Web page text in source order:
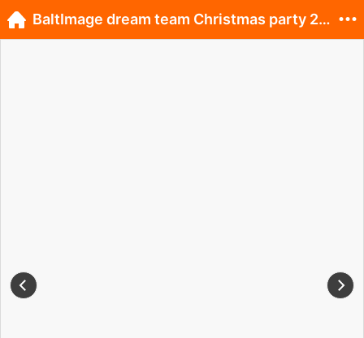
BaltImage dream team Christmas party 2014.! :)